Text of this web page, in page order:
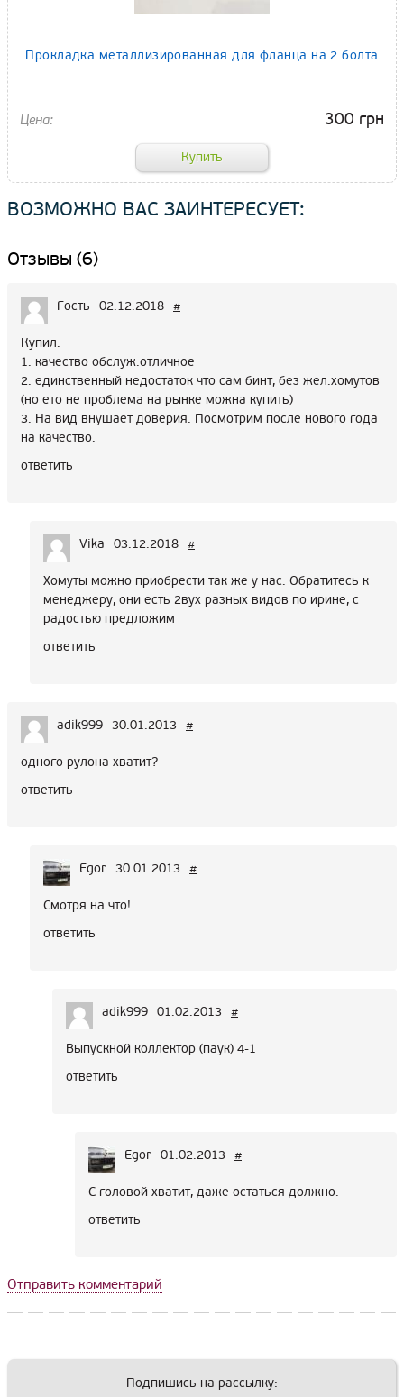
Прокладка металлизированная для фланца на 2 болта
300 грн
ВОЗМОЖНО ВАС ЗАИНТЕРЕСУЕТ:
Отзывы (6)
Гость 02.12.2018 #
Купил.
1. качество обслуж.отличное
2. единственный недостаток что сам бинт, без жел.хомутов
(но ето не проблема на рынке можна купить)
3. На вид внушает доверия. Посмотрим после нового года
на качество.
ответить
Vika 03.12.2018 #
Хомуты можно приобрести так же у нас. Обратитесь к
менеджеру, они есть 2вух разных видов по ирине, с
радостью предложим
ответить
adik999 30.01.2013 #
одного рулона хватит?
ответить
Egor 30.01.2013 #
Смотря на что!
ответить
adik999 01.02.2013 #
Выпускной коллектор (паук) 4-1
ответить
Egor 01.02.2013 #
С головой хватит, даже остаться должно.
ответить
Отправить комментарий
Подпишись на рассылку: